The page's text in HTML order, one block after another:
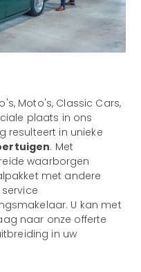
Moto's, Classic Cars,
plaats in ons
resulteert in unieke
. Met
waarborgen
met andere
U kan met
naar onze offerte
in uw